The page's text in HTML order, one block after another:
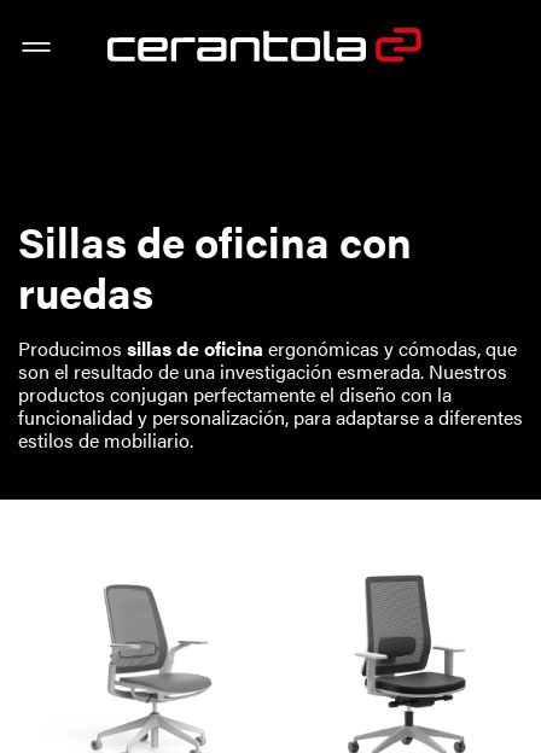
Sillas de oficina con
ruedas
Producimos sillas de oficina ergonómicas y cómodas, que
son el resultado de una investigación esmerada. Nuestros
productos conjugan perfectamente el diseño con la
funcionalidad y personalización, para adaptarse a diferentes
estilos de mobiliario.